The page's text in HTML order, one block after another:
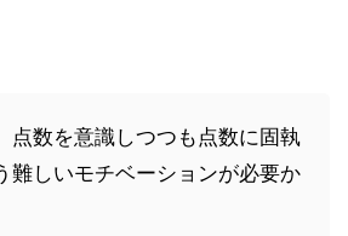
点数を意識しつつも点数に固執
難しいモチベーションが必要か